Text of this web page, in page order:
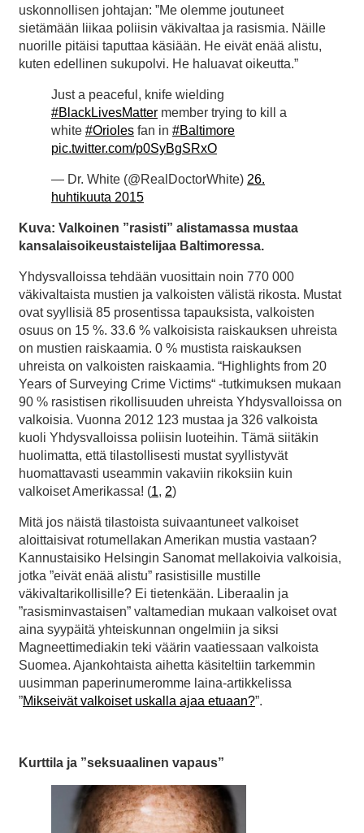
uskonnollisen johtajan: ”Me olemme joutuneet
sietämään liikaa poliisin väkivaltaa ja rasismia. Näille
nuorille pitäisi taputtaa käsiään. He eivät enää alistu,
kuten edellinen sukupolvi. He haluavat oikeutta.”
Just a peaceful, knife wielding
#BlackLivesMatter member trying to kill a
white #Orioles fan in #Baltimore
pic.twitter.com/p0SyBgSRxO
— Dr. White (@RealDoctorWhite) 26.
huhtikuuta 2015
Kuva: Valkoinen ”rasisti” alistamassa mustaa
kansalaisoikeustaistelijaa Baltimoressa.
Yhdysvalloissa tehdään vuosittain noin 770 000
väkivaltaista mustien ja valkoisten välistä rikosta. Mustat
ovat syyllisiä 85 prosentissa tapauksista, valkoisten
osuus on 15 %. 33.6 % valkoisista raiskauksen uhreista
on mustien raiskaamia. 0 % mustista raiskauksen
uhreista on valkoisten raiskaamia. “Highlights from 20
Years of Surveying Crime Victims“ -tutkimuksen mukaan
90 % rasistisen rikollisuuden uhreista Yhdysvalloissa on
valkoisia. Vuonna 2012 123 mustaa ja 326 valkoista
kuoli Yhdysvalloissa poliisin luoteihin. Tämä siitäkin
huolimatta, että tilastollisesti mustat syyllistyvät
huomattavasti useammin vakaviin rikoksiin kuin
valkoiset Amerikassa! (1, 2)
Mitä jos näistä tilastoista suivaantuneet valkoiset
aloittaisivat rotumellakan Amerikan mustia vastaan?
Kannustaisiko Helsingin Sanomat mellakoivia valkoisia,
jotka ”eivät enää alistu” rasistisille mustille
väkivaltarikollisille? Ei tietenkään. Liberaalin ja
”rasisminvastaisen” valtamedian mukaan valkoiset ovat
aina syypäitä yhteiskunnan ongelmiin ja siksi
Magneettimediakin teki väärin vaatiessaan valkoista
Suomea. Ajankohtaista aihetta käsiteltiin tarkemmin
uusimman paperinumeromme laina-artikkelissa
”Mikseivät valkoiset uskalla ajaa etuaan?”.
Kurttila ja ”seksuaalinen vapaus”